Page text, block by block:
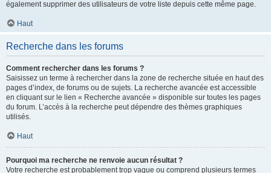
également supprimer des utilisateurs de votre liste depuis cette même page.
Haut
Recherche dans les forums
Comment rechercher dans les forums ?
Saisissez un terme à rechercher dans la zone de recherche située en haut des
pages d’index, de forums ou de sujets. La recherche avancée est accessible
en cliquant sur le lien « Recherche avancée » disponible sur toutes les pages
du forum. L’accès à la recherche peut dépendre des thèmes graphiques
utilisés.
Haut
Pourquoi ma recherche ne renvoie aucun résultat ?
Votre recherche est probablement trop vague ou comprend plusieurs termes